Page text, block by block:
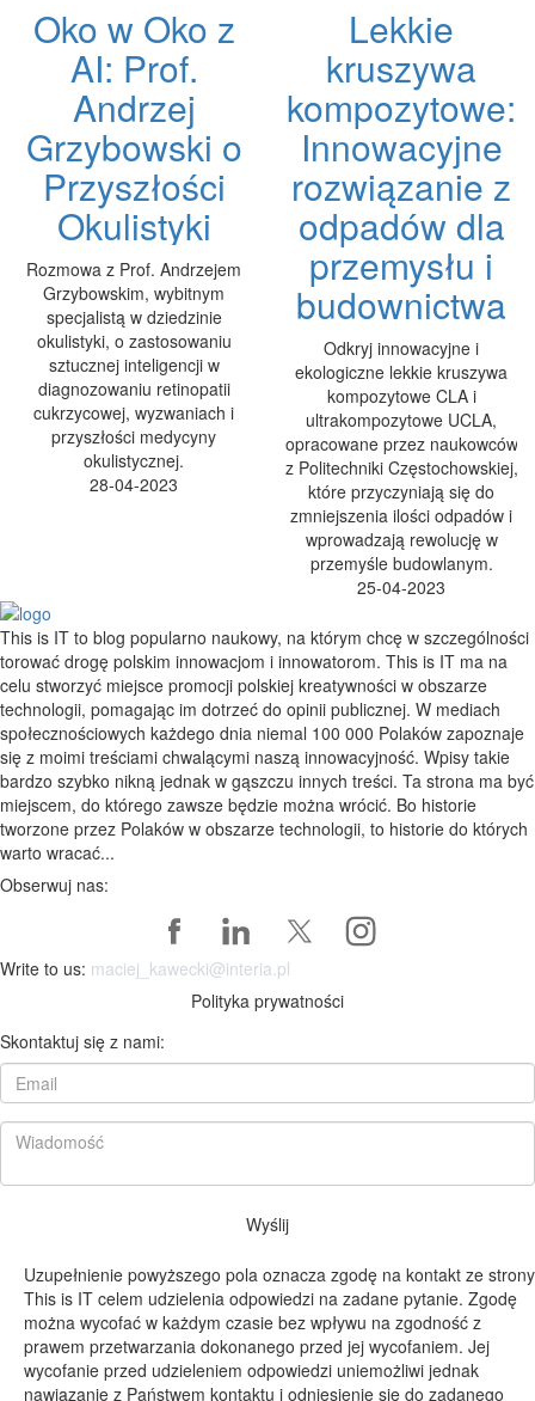
Oko w Oko z
AI: Prof.
Andrzej
Grzybowski o
Przyszłości
Okulistyki
Rozmowa z Prof. Andrzejem
Grzybowskim, wybitnym
specjalistą w dziedzinie
okulistyki, o zastosowaniu
sztucznej inteligencji w
diagnozowaniu retinopatii
cukrzycowej, wyzwaniach i
przyszłości medycyny
okulistycznej.
28-04-2023
Lekkie
kruszywa
kompozytowe:
Innowacyjne
rozwiązanie z
odpadów dla
przemysłu i
budownictwa
Odkryj innowacyjne i
ekologiczne lekkie kruszywa
kompozytowe CLA i
ultrakompozytowe UCLA,
opracowane przez naukowców
z Politechniki Częstochowskiej,
które przyczyniają się do
zmniejszenia ilości odpadów i
wprowadzają rewolucję w
przemyśle budowlanym.
25-04-2023
This is IT to blog popularno naukowy, na którym chcę w szczególności
torować drogę polskim innowacjom i innowatorom. This is IT ma na
celu stworzyć miejsce promocji polskiej kreatywności w obszarze
technologii, pomagając im dotrzeć do opinii publicznej. W mediach
społecznościowych każdego dnia niemal 100 000 Polaków zapoznaje
się z moimi treściami chwalącymi naszą innowacyjność. Wpisy takie
bardzo szybko nikną jednak w gąszczu innych treści. Ta strona ma być
miejscem, do którego zawsze będzie można wrócić. Bo historie
tworzone przez Polaków w obszarze technologii, to historie do których
warto wracać...
Obserwuj nas:
Write to us: maciej_kawecki@interia.pl
Polityka prywatności
Skontaktuj się z nami:
Wyślij
Uzupełnienie powyższego pola oznacza zgodę na kontakt ze strony
This is IT celem udzielenia odpowiedzi na zadane pytanie. Zgodę
można wycofać w każdym czasie bez wpływu na zgodność z
prawem przetwarzania dokonanego przed jej wycofaniem. Jej
wycofanie przed udzieleniem odpowiedzi uniemożliwi jednak
nawiązanie z Państwem kontaktu i odniesienie się do zadanego